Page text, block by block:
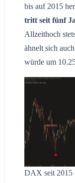
bis auf 2015
tritt seit fünf
Allzeithoch
ähnelt sich
würde um
DAX seit 2015